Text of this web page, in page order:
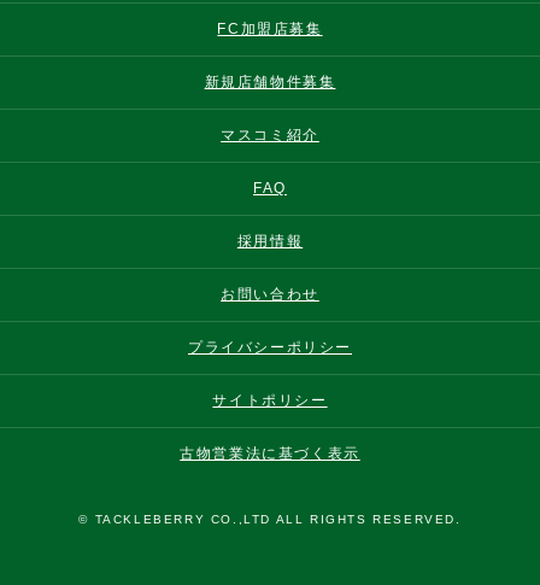
FC加盟店募集
新規店舗物件募集
マスコミ紹介
FAQ
採用情報
お問い合わせ
プライバシーポリシー
サイトポリシー
古物営業法に基づく表示
© TACKLEBERRY CO.,LTD ALL RIGHTS RESERVED.